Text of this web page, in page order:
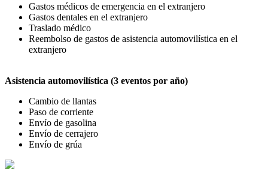
Gastos médicos de emergencia en el extranjero
Gastos dentales en el extranjero
Traslado médico
Reembolso de gastos de asistencia automovilística en el
extranjero
Asistencia automovilística (3 eventos por año)
Cambio de llantas
Paso de corriente
Envío de gasolina
Envío de cerrajero
Envío de grúa